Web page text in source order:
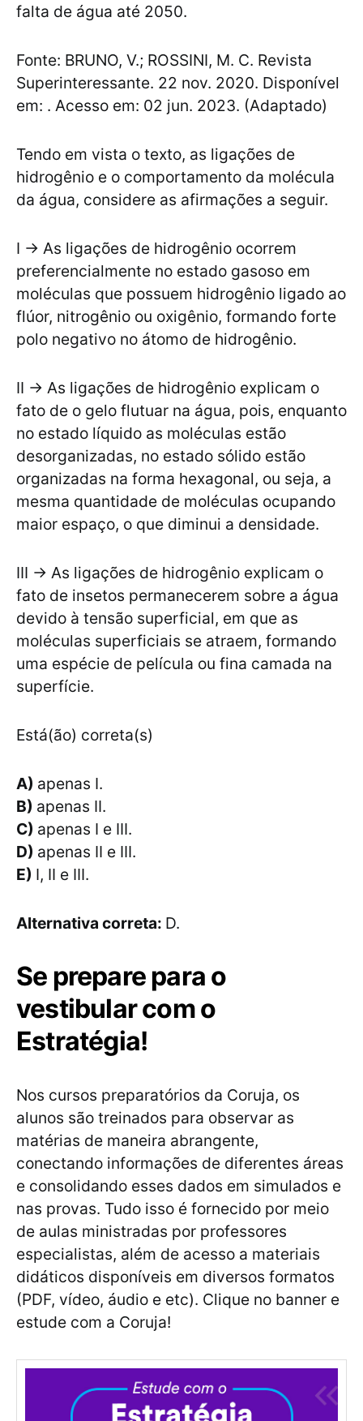
falta de água até 2050.
Fonte: BRUNO, V.; ROSSINI, M. C. Revista
Superinteressante. 22 nov. 2020. Disponível
em: . Acesso em: 02 jun. 2023. (Adaptado)
Tendo em vista o texto, as ligações de
hidrogênio e o comportamento da molécula
da água, considere as afirmações a seguir.
I → As ligações de hidrogênio ocorrem
preferencialmente no estado gasoso em
moléculas que possuem hidrogênio ligado ao
flúor, nitrogênio ou oxigênio, formando forte
polo negativo no átomo de hidrogênio.
II → As ligações de hidrogênio explicam o
fato de o gelo flutuar na água, pois, enquanto
no estado líquido as moléculas estão
desorganizadas, no estado sólido estão
organizadas na forma hexagonal, ou seja, a
mesma quantidade de moléculas ocupando
maior espaço, o que diminui a densidade.
III → As ligações de hidrogênio explicam o
fato de insetos permanecerem sobre a água
devido à tensão superficial, em que as
moléculas superficiais se atraem, formando
uma espécie de película ou fina camada na
superfície.
Está(ão) correta(s)
A) apenas I.
B) apenas II.
C) apenas I e III.
D) apenas II e III.
E) I, II e III.
Alternativa correta: D.
Se prepare para o
vestibular com o
Estratégia!
Nos cursos preparatórios da Coruja, os
alunos são treinados para observar as
matérias de maneira abrangente,
conectando informações de diferentes áreas
e consolidando esses dados em simulados e
nas provas. Tudo isso é fornecido por meio
de aulas ministradas por professores
especialistas, além de acesso a materiais
didáticos disponíveis em diversos formatos
(PDF, vídeo, áudio e etc). Clique no banner e
estude com a Coruja!